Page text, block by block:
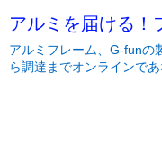
アルミを届ける！
アルミフレーム、G-fun
ら調達までオンラインで